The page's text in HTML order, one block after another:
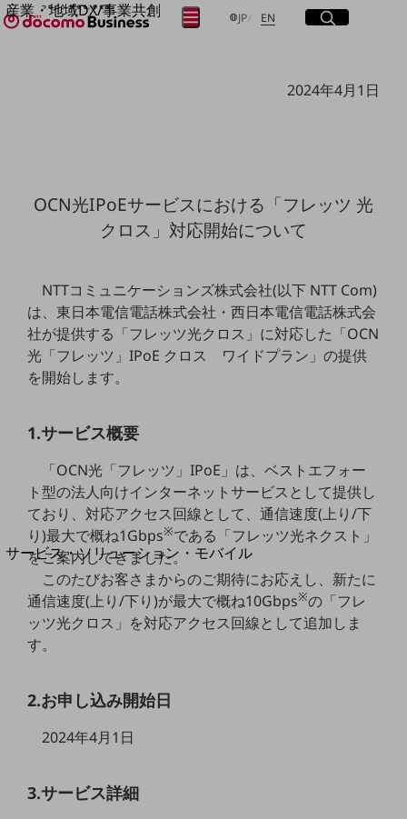
産業・地域DX/事業共創
OPEN HUB for Plural Futures
産業・地域DXプラットフォーマーとして
企業と地域が持続成長する社会を目指します
Smart Healthcare
Smart Industry
Smart Mobility
Smart Worksite
生成AI(Generative AI)
地域の取り組み
自治体・地域社会との共創
LGPF(Local Government Platform)
別ウィンドウで開きます
サービス・ソリューション・モバイル
サービス・ソリューションTOP
DXに関する課題を解決する
サービス・ソリューションをご紹介
カテゴリーで探す
ネットワーク・モバイル
セキュリティ
JP日本語
EN Englishサイト内検索
開く
メニュー
開く
取り組みを検索
2024年4月1日
OCN光IPoEサービスにおける「フレッツ 光
クロス」対応開始について
NTTコミュニケーションズ株式会社(以下 NTT Com)
は、東日本電信電話株式会社・西日本電信電話株式会
社が提供する「フレッツ光クロス」に対応した「OCN
光「フレッツ」IPoE クロス ワイドプラン」の提供
を開始します。
1.サービス概要
「OCN光「フレッツ」IPoE」は、ベストエフォー
ト型の法人向けインターネットサービスとして提供し
ており、対応アクセス回線として、通信速度(上り/下
り)最大で概ね1Gbps※である「フレッツ光ネクスト」
をご案内してきました。
このたびお客さまからのご期待にお応えし、新たに
通信速度(上り/下り)が最大で概ね10Gbps※の「フレ
ッツ光クロス」を対応アクセス回線として追加しま
す。
2.お申し込み開始日
2024年4月1日
3.サービス詳細